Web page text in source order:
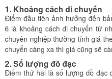
1. Khoảng cách di chuyển
Điểm đầu tiên ảnh hưởng đến
6 là khoảng cách di chuyển từ
chuyên nghiệp thường tính giá
chuyển càng xa thì giá cũng sẽ
2. Số lượng đồ đạc
Điểm thứ hai là số lượng đồ đạc